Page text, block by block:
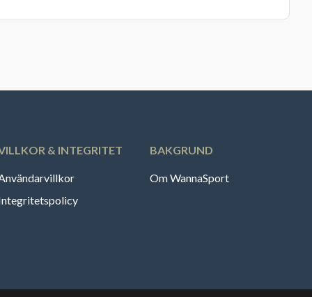
& INTEGRITET BAKGRUND
Om WannaSport